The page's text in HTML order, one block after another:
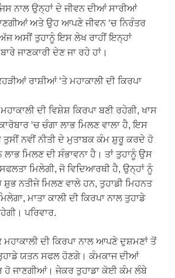
ਨਾਲ ਉਨ੍ਹਾਂ ਦੇ ਜੀਵਨ ਦੀਆਂ ਸਾਰੀਆਂ
ਅਤੇ ਉਹ ਆਪਣੇ ਜੀਵਨ ‘ਚ ਨਿਰੰਤਰ
ਅਸੀਂ ਤੁਹਾਨੂੰ ਇਸ ਲੇਖ ਰਾਹੀਂ ਇਨ੍ਹਾਂ
ਜਾਣਕਾਰੀ ਦੇਣ ਜਾ ਰਹੇ ਹਾਂ।
ਰਾਸ਼ੀਆਂ ‘ਤੇ ਮਹਾਕਾਲੀ ਦੀ ਕਿਰਪਾ
ਦੀ ਵਿਸ਼ੇਸ਼ ਕਿਰਪਾ ਬਣੀ ਰਹੇਗੀ, ਖਾਸ
‘ਚ ਚੰਗਾ ਲਾਭ ਮਿਲਣ ਵਾਲਾ ਹੈ, ਇਸ
ਤੁਸੀਂ ਨਵੀਂ ਨੀਤੀ ਦੇ ਮੁਤਾਬਕ ਕੰਮ ਸ਼ੁਰੂ ਕਰਦੇ ਹੋ
ਲਾਭ ਮਿਲਣ ਦੀ ਸੰਭਾਵਨਾ ਹੈ। ਤਾਂ ਤੁਹਾਨੂੰ ਉਸ
ਮਿਲੇਗੀ, ਜੋ ਵਿਦਿਆਰਥੀ ਹੈ, ਉਨ੍ਹਾਂ ਨੂੰ
ਨਤੀਜੇ ਮਿਲਣ ਵਾਲੇ ਹਨ, ਤੁਹਾਡੀ ਮਿਹਨਤ
ਮਾਤਾ ਕਾਲੀ ਦੀ ਕਿਰਪਾ ਨਾਲ ਤੁਹਾਡੇ
ਪਰਿਵਾਰ.
ਮਹਾਕਾਲੀ ਦੀ ਕਿਰਪਾ ਨਾਲ ਆਪਣੇ ਦੁਸ਼ਮਣਾਂ ਤੋਂ
ਯਤਨ ਸਫਲ ਹੋਣਗੇ। ਕੰਮਕਾਜ ਦੀਆਂ
ਹੋ ਜਾਣਗੀਆਂ। ਜੇਕਰ ਤੁਹਾਡਾ ਕੋਈ ਕੰਮ ਲੰਬੇ